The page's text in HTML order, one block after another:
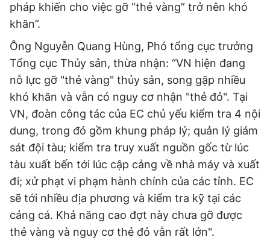
pháp khiến cho việc gỡ “thẻ vàng” trở nên khó
khăn”.
Ông Nguyễn Quang Hùng, Phó tổng cục trưởng
Tổng cục Thủy sản, thừa nhận: “VN hiện đang
nỗ lực gỡ "thẻ vàng" thủy sản, song gặp nhiều
khó khăn và vẫn có nguy cơ nhận "thẻ đỏ". Tại
VN, đoàn công tác của EC chủ yếu kiểm tra 4 nội
dung, trong đó gồm khung pháp lý; quản lý giám
sát đội tàu; kiểm tra truy xuất nguồn gốc từ lúc
tàu xuất bến tới lúc cập cảng về nhà máy và xuất
đi; xử phạt vi phạm hành chính của các tỉnh. EC
sẽ tới nhiều địa phương và kiểm tra kỹ tại các
cảng cá. Khả năng cao đợt này chưa gỡ được
thẻ vàng và nguy cơ thẻ đỏ vẫn rất lớn".